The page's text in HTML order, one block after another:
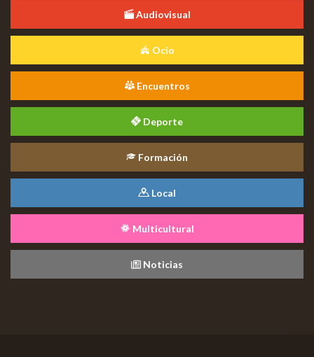
Audiovisual
Ocio
Encuentros
Deporte
Formación
Local
Multicultural
Noticias